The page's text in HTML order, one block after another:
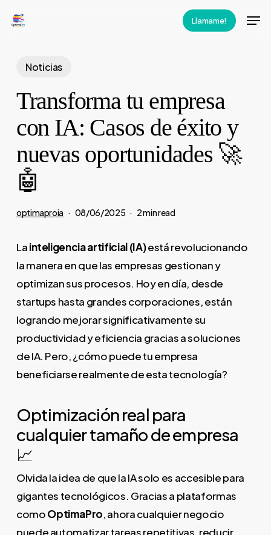
content
Llamame!
Noticias
Transforma tu empresa
con IA: Casos de éxito y
nuevas oportunidades 🚀
🤖
optimaproia 08/06/2025 2 min read
Lainteligencia artificial (IA)está revolucionando
la manera en que las empresas gestionan y
optimizan sus procesos. Hoy en día, desde
startups hasta grandes corporaciones, están
logrando mejorar significativamente su
productividad y eficiencia gracias a soluciones
de IA. Pero, ¿cómo puede tu empresa
beneficiarse realmente de esta tecnología?
Optimización real para
cualquier tamaño de empresa
📈
Olvida la idea de que la IA solo es accesible para
gigantes tecnológicos. Gracias a plataformas
comoOptimaPro, ahora cualquier negocio
puede automatizar tareas repetitivas, reducir